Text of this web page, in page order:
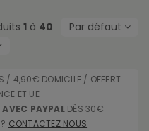
1 à 40
Par défaut
/ 4,90€ DOMICILE / OFFERT
ET UE
PAYPALDÈS 30€
CONTACTEZ NOUS